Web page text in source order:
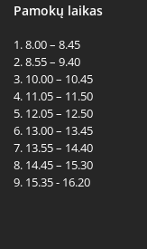
Pamokų laikas
1. 8.00 – 8.45
2. 8.55 – 9.40
3. 10.00 – 10.45
4. 11.05 – 11.50
5. 12.05 – 12.50
6. 13.00 – 13.45
7. 13.55 – 14.40
8. 14.45 – 15.30
9. 15.35 - 16.20